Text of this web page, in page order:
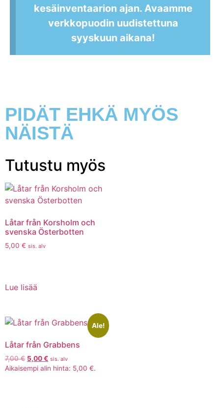
kesäinventaarion ajan. Avaamme
verkkopuodin uudistettuna
syyskuun aikana!
PIDÄT EHKÄ MYÖS
NÄISTÄ
Tutustu myös
Låtar från Korsholm och
svenska Österbotten
5,00 € sis. alv
Lue lisää
Ale!
Låtar från Grabbens
7,00€ 5,00€ sis. alv
Aikaisempi alin hinta: 5,00 €.